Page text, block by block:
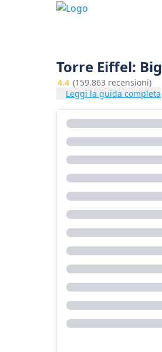
Torre Eiffel:
4.4 (159.863 recensioni)
Leggi la guida completa